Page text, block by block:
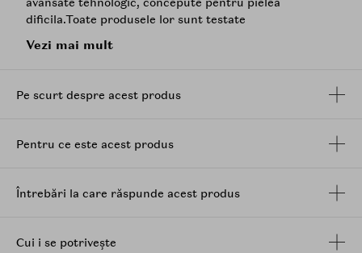
dificila.Toate produsele lor sunt testate
curatarea profunda de zi cu zi a impuritatilor si
Creat ca un produs perfect de pre-curatare, este
dermatoporoza), acest multitasker dizolvand rapid
Vezi mai mult
Pe scurt despre acest produs
Pentru ce este acest produs
Întrebări la care răspunde acest produs
Cui i se potrivește